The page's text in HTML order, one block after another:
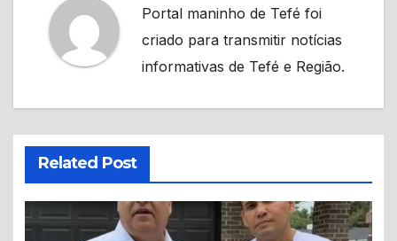
Portal maninho de Tefé foi
criado para transmitir notícias
informativas de Tefé e Região.
Related Post